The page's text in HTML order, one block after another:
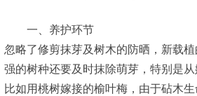
一、养护环节
忽略了修剪抹芽及树木的防晒，新载
强的树种还要及时抹除萌芽，特别是
比如用桃树嫁接的榆叶梅，由于砧木